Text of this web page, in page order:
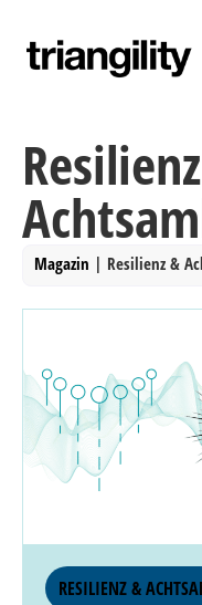
Magazin | Resilienz &
RESILIENZ &